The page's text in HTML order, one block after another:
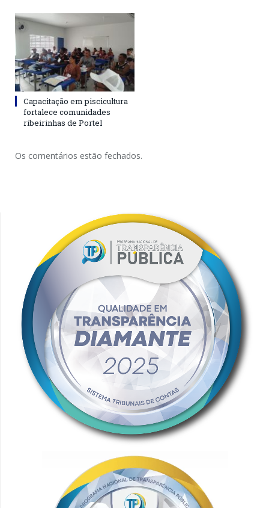
Capacitação em piscicultura
fortalece comunidades
ribeirinhas de Portel
Os comentários estão fechados.